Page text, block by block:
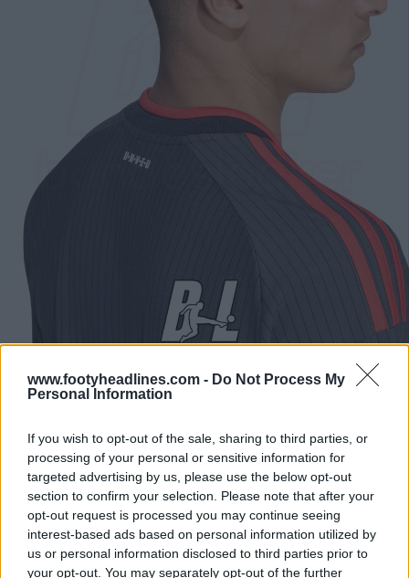
www.footyheadlines.com - Do Not Process My
Personal Information
If you wish to opt-out of the sale, sharing to third parties, or
processing of your personal or sensitive information for
targeted advertising by us, please use the below opt-out
section to confirm your selection. Please note that after your
opt-out request is processed you may continue seeing
interest-based ads based on personal information utilized by
us or personal information disclosed to third parties prior to
your opt-out. You may separately opt-out of the further
Ao incorporar estes elementos na camisa de jogo fora
Adidas funde a tradição com o espírito futebolístico
moderno da cidade. A combinação de cores reflete
tanto a determinação como a criatividade, fazendo eco
da paixão genuína da claque do Union, mantendo-se
ao mesmo tempo ligada ao ADN do clube.
Camisa de guarda-redes reserva do Union